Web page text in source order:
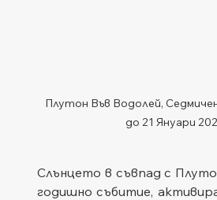
Плутон Във Водолей,
до 21 Януари
Слънцето в съвпад с
годишно събитие,